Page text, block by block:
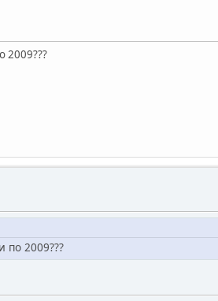
2009???
по 2009???